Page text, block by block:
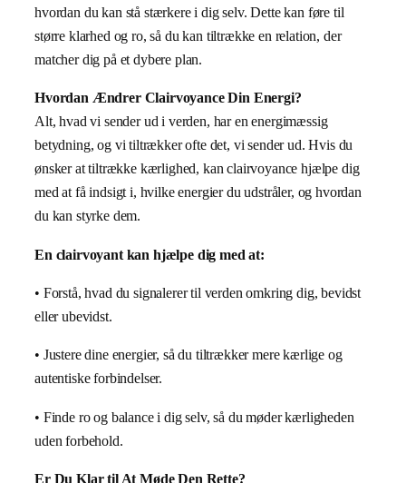
hvordan du kan stå stærkere i dig selv. Dette kan føre til
større klarhed og ro, så du kan tiltrække en relation, der
matcher dig på et dybere plan.
Hvordan Ændrer Clairvoyance Din Energi?
Alt, hvad vi sender ud i verden, har en energimæssig
betydning, og vi tiltrækker ofte det, vi sender ud. Hvis du
ønsker at tiltrække kærlighed, kan clairvoyance hjælpe dig
med at få indsigt i, hvilke energier du udstråler, og hvordan
du kan styrke dem.
En clairvoyant kan hjælpe dig med at:
• Forstå, hvad du signalerer til verden omkring dig, bevidst
eller ubevidst.
• Justere dine energier, så du tiltrækker mere kærlige og
autentiske forbindelser.
• Finde ro og balance i dig selv, så du møder kærligheden
uden forbehold.
Er Du Klar til At Møde Den Rette?